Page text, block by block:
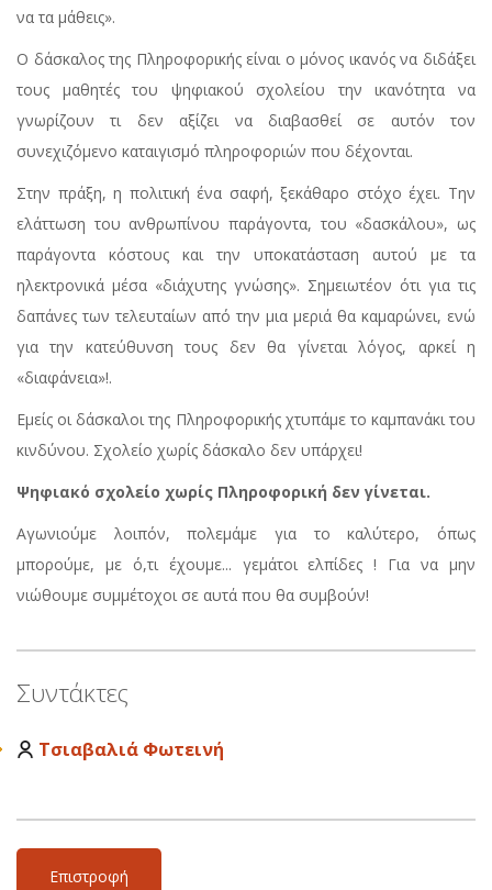
να τα μάθεις».
Ο δάσκαλος της Πληροφορικής είναι ο μόνος ικανός να διδάξει
τους μαθητές του ψηφιακού σχολείου την ικανότητα να
γνωρίζουν τι δεν αξίζει να διαβασθεί σε αυτόν τον
συνεχιζόμενο καταιγισμό πληροφοριών που δέχονται.
Στην πράξη, η πολιτική ένα σαφή, ξεκάθαρο στόχο έχει. Την
ελάττωση του ανθρωπίνου παράγοντα, του «δασκάλου», ως
παράγοντα κόστους και την υποκατάσταση αυτού με τα
ηλεκτρονικά μέσα «διάχυτης γνώσης». Σημειωτέον ότι για τις
δαπάνες των τελευταίων από την μια μεριά θα καμαρώνει, ενώ
για την κατεύθυνση τους δεν θα γίνεται λόγος, αρκεί η
«διαφάνεια»!.
Εμείς οι δάσκαλοι της Πληροφορικής χτυπάμε το καμπανάκι του
κινδύνου. Σχολείο χωρίς δάσκαλο δεν υπάρχει!
Ψηφιακό σχολείο χωρίς Πληροφορική δεν γίνεται.
Αγωνιούμε λοιπόν, πολεμάμε για το καλύτερο, όπως
μπορούμε, με ό,τι έχουμε... γεμάτοι ελπίδες ! Για να μην
νιώθουμε συμμέτοχοι σε αυτά που θα συμβούν!
Συντάκτες
Τσιαβαλιά Φωτεινή
Επιστροφή